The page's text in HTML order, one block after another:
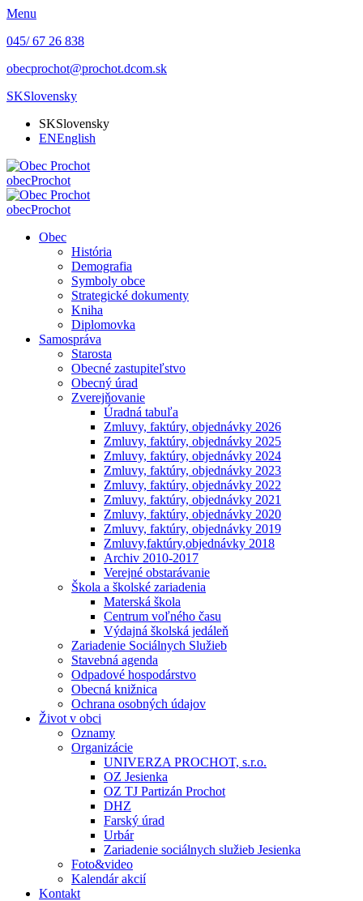
Menu
045/ 67 26 838
obecprochot@prochot.dcom.sk
SKSlovensky
SKSlovensky
ENEnglish
obecProchot
obecProchot
Obec
História
Demografia
Symboly obce
Strategické dokumenty
Kniha
Diplomovka
Samospráva
Starosta
Obecné zastupiteľstvo
Obecný úrad
Zverejňovanie
Úradná tabuľa
Zmluvy, faktúry, objednávky 2026
Zmluvy, faktúry, objednávky 2025
Zmluvy, faktúry, objednávky 2024
Zmluvy, faktúry, objednávky 2023
Zmluvy, faktúry, objednávky 2022
Zmluvy, faktúry, objednávky 2021
Zmluvy, faktúry, objednávky 2020
Zmluvy, faktúry, objednávky 2019
Zmluvy,faktúry,objednávky 2018
Archiv 2010-2017
Verejné obstarávanie
Škola a školské zariadenia
Materská škola
Centrum voľného času
Výdajná školská jedáleň
Zariadenie Sociálnych Služieb
Stavebná agenda
Odpadové hospodárstvo
Obecná knižnica
Ochrana osobných údajov
Život v obci
Oznamy
Organizácie
UNIVERZA PROCHOT, s.r.o.
OZ Jesienka
OZ TJ Partizán Prochot
DHZ
Farský úrad
Urbár
Zariadenie sociálnych služieb Jesienka
Foto&video
Kalendár akcií
Kontakt